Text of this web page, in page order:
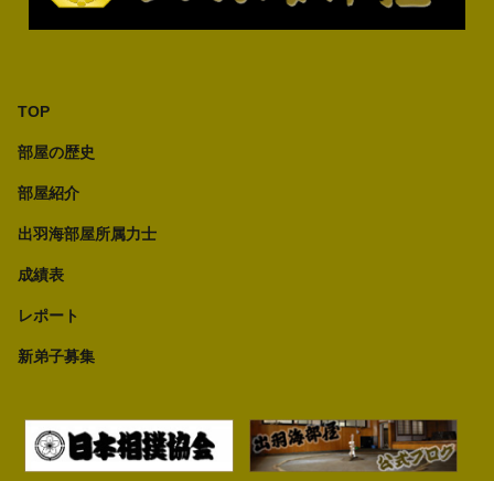
TOP
部屋の歴史
部屋紹介
出羽海部屋所属力士
成績表
レポート
新弟子募集